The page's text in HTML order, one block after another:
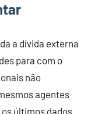
a dívida externa
para com o
não
agentes
últimos dados